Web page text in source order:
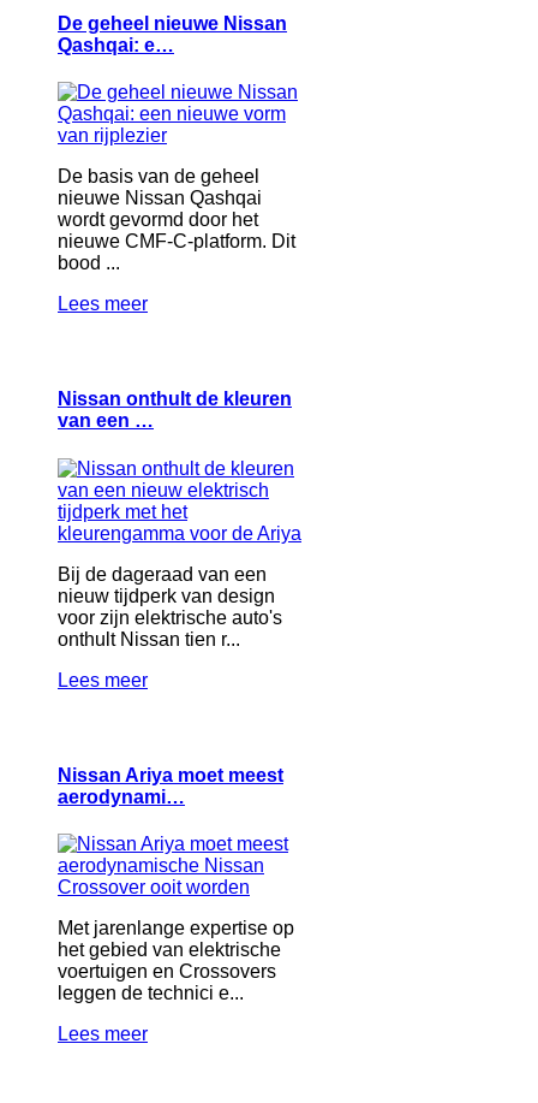
De geheel nieuwe Nissan
Qashqai: e…
De basis van de geheel
nieuwe Nissan Qashqai
wordt gevormd door het
nieuwe CMF-C-platform. Dit
bood ...
Lees meer
Nissan onthult de kleuren
van een …
Bij de dageraad van een
nieuw tijdperk van design
voor zijn elektrische auto's
onthult Nissan tien r...
Lees meer
Nissan Ariya moet meest
aerodynami…
Met jarenlange expertise op
het gebied van elektrische
voertuigen en Crossovers
leggen de technici e...
Lees meer